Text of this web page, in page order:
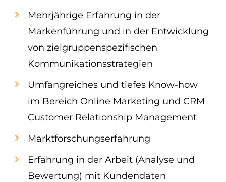
Mehrjährige Erfahrung in der
Markenführung und in der Entwicklung
von zielgruppenspezifischen
Kommunikationsstrategien
Umfangreiches und tiefes Know-how
im Bereich Online Marketing und CRM
Customer Relationship Management
Marktforschungserfahrung
Erfahrung in der Arbeit (Analyse und
Bewertung) mit Kundendaten